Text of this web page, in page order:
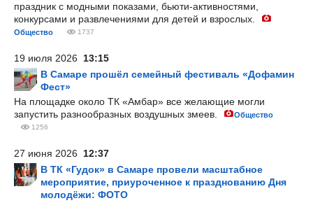
праздник с модными показами, бьюти-активностями,
конкурсами и развлечениями для детей и взрослых.
Общество 1737
19 июля 2026 13:15
В Самаре прошёл семейный фестиваль «Дофамин
Фест»
На площадке около ТК «Амбар» все желающие могли
запустить разнообразных воздушных змеев.
Общество
1256
27 июня 2026 12:37
В ТК «Гудок» в Самаре провели масштабное
мероприятие, приуроченное к празднованию Дня
молодёжи: ФОТО